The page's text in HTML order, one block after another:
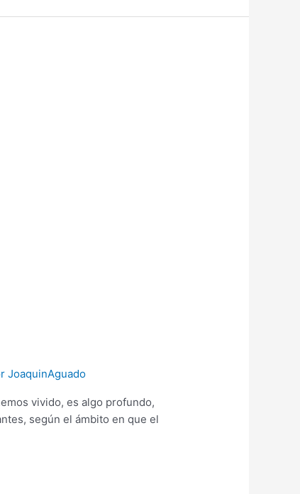
JoaquinAguado
vivido, es algo profundo,
según el ámbito en que el